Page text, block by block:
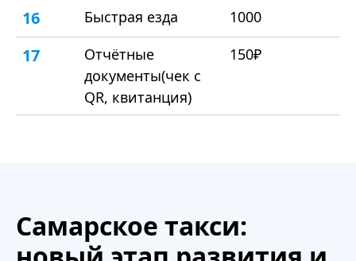
16 Быстрая езда 1000
17
Отчётные
документы(чек с
QR, квитанция)
150₽
Самарское такси: